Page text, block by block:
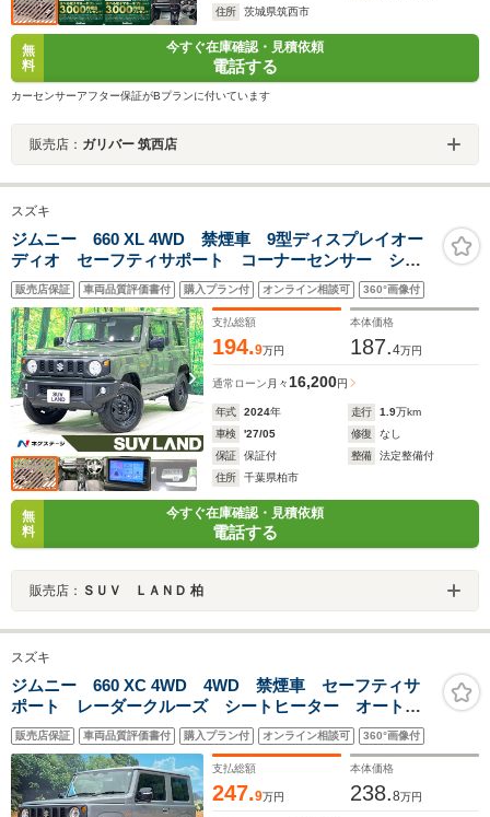
住所
茨城県筑西市
無
料
今すぐ在庫確認・見積依頼
電話する
カーセンサーアフター保証がBプランに付いています
販売店： ガリバー 筑西店
スズキ
ジムニー 660 XL 4WD 禁煙車 9型ディスプレイオー
ディオ セーフティサポート コーナーセンサー シー
トヒーター スマートキー ビルトインETC 純正16イ
ンチアルミ オートハイビーム ダウンヒルアシスト
オートエアコン
販売店保証 車両品質評価書付 購入プラン付 オンライン相談可 360°画像付
支払総額
194.9万円
本体価格
187.4万円
通常ローン 月々 16,200円
年式 2024年 走行 1.9万km
車検
'27/05 修復
なし
保証
保証付 整備
法定整備付
住所
千葉県柏市
無
料
今すぐ在庫確認・見積依頼
電話する
販売店： ＳＵＶ ＬＡＮＤ 柏
スズキ
ジムニー 660 XC 4WD 4WD 禁煙車 セーフティサ
ポート レーダークルーズ シートヒーター オートエ
アコン LEDヘッドライト オートライト スマートキ
ー 純正16インチアルミホイール
販売店保証 車両品質評価書付 購入プラン付 オンライン相談可 360°画像付
支払総額
247.9万円
本体価格
238.8万円